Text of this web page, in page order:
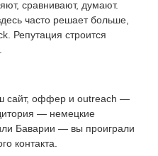
сравнивают, думают.
часто решает больше,
Репутация строится
сайт, оффер и outreach —
— немецкие
Баварии — вы проиграли
контакта.